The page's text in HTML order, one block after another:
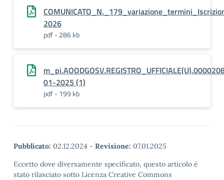
2026
pdf - 286 kb
01-2025 (1)
pdf - 199 kb
Pubblicato: 02.12.2024 - Revisione: 07.01.2025
Eccetto dove diversamente specificato, questo articolo è
stato rilasciato sotto Licenza Creative Commons